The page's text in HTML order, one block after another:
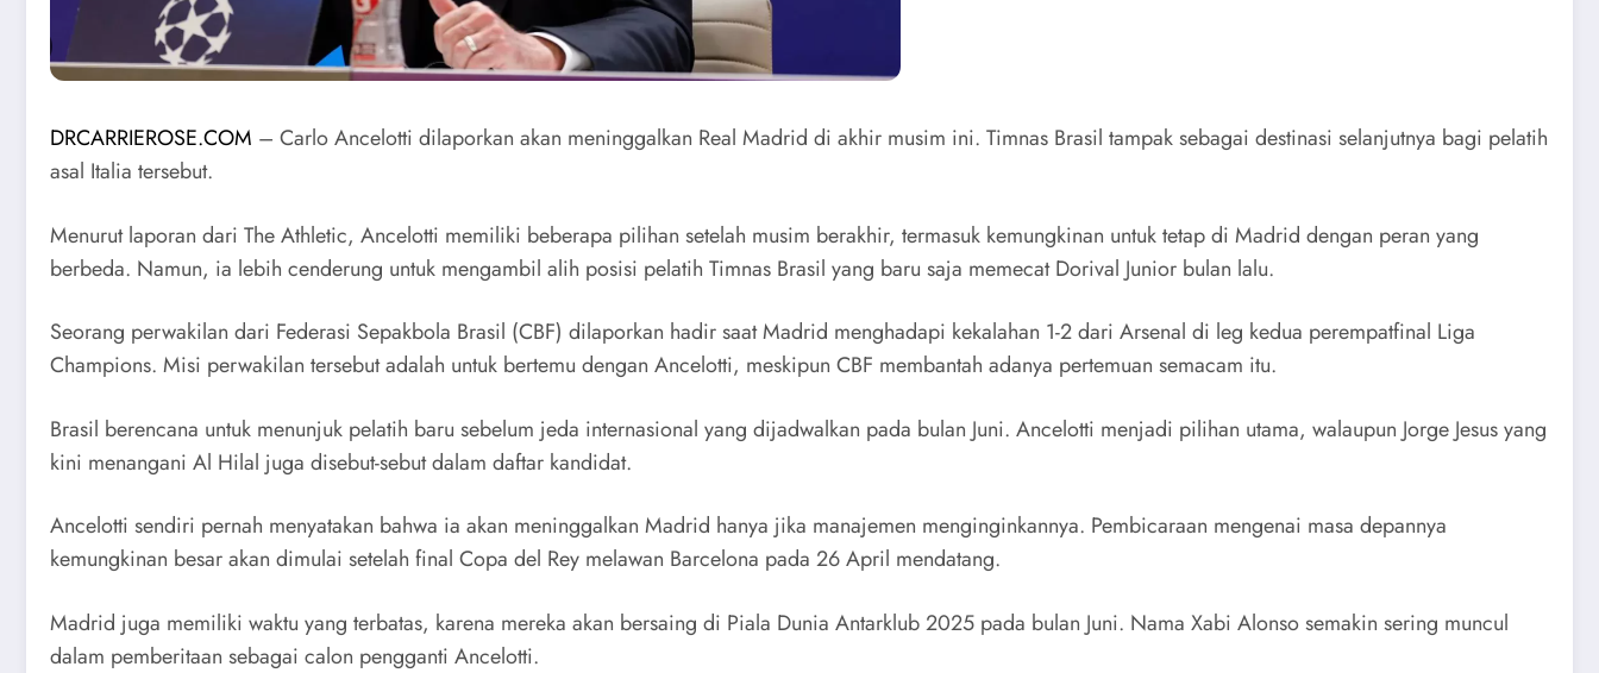
DRCARRIEROSE.COM – Carlo Ancelotti dilaporkan akan meninggalkan Real Madrid di akhir musim ini. Timnas Brasil tampak sebagai destinasi selanjutnya bagi pelatih
asal Italia tersebut.
Menurut laporan dari The Athletic, Ancelotti memiliki beberapa pilihan setelah musim berakhir, termasuk kemungkinan untuk tetap di Madrid dengan peran yang
berbeda. Namun, ia lebih cenderung untuk mengambil alih posisi pelatih Timnas Brasil yang baru saja memecat Dorival Junior bulan lalu.
Seorang perwakilan dari Federasi Sepakbola Brasil (CBF) dilaporkan hadir saat Madrid menghadapi kekalahan 1-2 dari Arsenal di leg kedua perempatfinal Liga
Champions. Misi perwakilan tersebut adalah untuk bertemu dengan Ancelotti, meskipun CBF membantah adanya pertemuan semacam itu.
Brasil berencana untuk menunjuk pelatih baru sebelum jeda internasional yang dijadwalkan pada bulan Juni. Ancelotti menjadi pilihan utama, walaupun Jorge Jesus yang
kini menangani Al Hilal juga disebut-sebut dalam daftar kandidat.
Ancelotti sendiri pernah menyatakan bahwa ia akan meninggalkan Madrid hanya jika manajemen menginginkannya. Pembicaraan mengenai masa depannya
kemungkinan besar akan dimulai setelah final Copa del Rey melawan Barcelona pada 26 April mendatang.
Madrid juga memiliki waktu yang terbatas, karena mereka akan bersaing di Piala Dunia Antarklub 2025 pada bulan Juni. Nama Xabi Alonso semakin sering muncul
dalam pemberitaan sebagai calon pengganti Ancelotti.